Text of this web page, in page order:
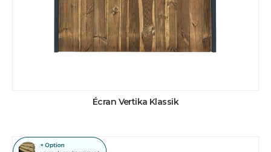
Écran Vertika Klassik